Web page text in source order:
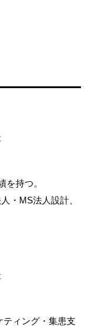
を持つ。
・MS法人設計、
ィング・集患支